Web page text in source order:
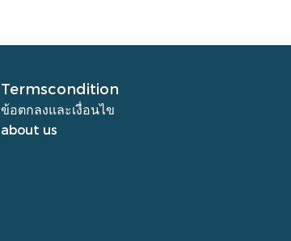
Termscondition
ข้อตกลงและเงื่อนไข
about us